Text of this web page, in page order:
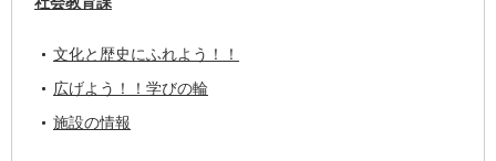
文化と歴史にふれよう！！
広げよう！！学びの輪
施設の情報